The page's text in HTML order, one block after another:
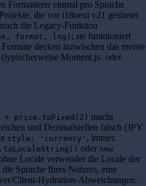
Formatierer einmal pro Sprache
die vor i18next v21 gestartet
die Legacy-Funktion
format, lng) ; sie funktioniert
decken inzwischen das meiste
Moment.js- oder
price.toFixed(2) macht
und Dezimalstellen falsch (JPY
style: 'currency' , immer.
toLocaleString() oder new
Locale verwendet die Locale der
Sprache Ihres Nutzers, eine
Client-Hydration-Abweichungen.